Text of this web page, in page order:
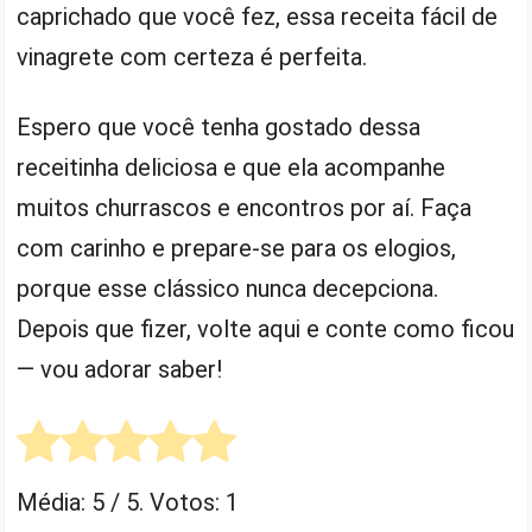
caprichado que você fez, essa receita fácil de
vinagrete com certeza é perfeita.
Espero que você tenha gostado dessa
receitinha deliciosa e que ela acompanhe
muitos churrascos e encontros por aí. Faça
com carinho e prepare-se para os elogios,
porque esse clássico nunca decepciona.
Depois que fizer, volte aqui e conte como ficou
— vou adorar saber!
Média: 5 / 5. Votos: 1